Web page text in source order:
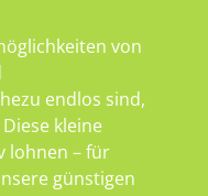
von
endlos sind,
kleine
lohnen – für
günstigen